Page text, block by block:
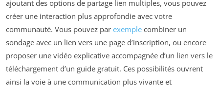
ajoutant des options de partage lien multiples, vous pouvez
créer une interaction plus approfondie avec votre
communauté. Vous pouvez par exemple combiner un
sondage avec un lien vers une page d’inscription, ou encore
proposer une vidéo explicative accompagnée d’un lien vers le
téléchargement d’un guide gratuit. Ces possibilités ouvrent
ainsi la voie à une communication plus vivante et